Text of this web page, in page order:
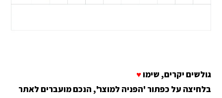
גולשים יקרים, שימו♥
בלחיצה על כפתור 'הפניה למוצר', הנכם מועברים לאתר